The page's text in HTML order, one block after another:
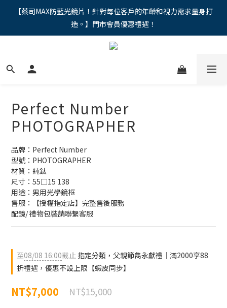
"馬年新章續寫，視界品味進階，限時禮遇 9 折無上限，12期分期
免手續費。。
【蔡司MAX防藍光鏡片！針對每位客戶的年齡和視力需求量身打
造。】門市會員優惠禮遇！
"馬年新章續寫，視界品味進階，限時禮遇 9 折無上限，12期分期
Perfect Number
PHOTOGRAPHER
品牌：Perfect Number
型號：PHOTOGRAPHER
材質：純鈦
尺寸：55□15 138
用途：男用光學鏡框
售服：【授權指定店】完整售後服務
配鏡/ 禮物包裝請聯繫客服
至08/08 16:00截止 指定分類，父親節雋永獻禮｜滿2000享88
折禮遇，優惠不設上限【蝦皮同步】
NT$7,000 NT$15,000